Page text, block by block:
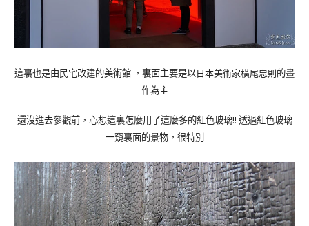
這裏也是由民宅改建的美術館 ，裏面主要是以 日本美術家橫尾忠則的畫
作為主
還沒進去參觀前，心想這裏怎麼用了這麼多的紅色玻璃!! 透過紅色玻璃
一窺裏面的景物，很特別